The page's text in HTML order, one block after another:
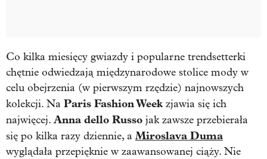
Co kilka miesięcy gwiazdy i popularne trendsetterki
chętnie odwiedzają międzynarodowe stolice mody w
celu obejrzenia (w pierwszym rzędzie) najnowszych
kolekcji. Na Paris Fashion Week zjawia się ich
najwięcej. Anna dello Russo jak zawsze przebierała
się po kilka razy dziennie, a Miroslava Duma
wyglądała przepięknie w zaawansowanej ciąży. Nie